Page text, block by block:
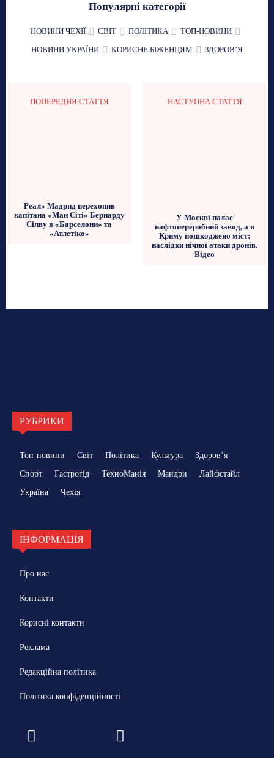
Популярні категорії
НОВИНИ ЧЕХІЇ СВІТ ПОЛІТИКА
ТОП-НОВИНИ
НОВИНИ УКРАЇНИ
КОРИСНЕ БІЖЕНЦЯМ ЗДОРОВʼЯ
ПОПЕРЕДНЯ СТАТТЯ
Реал» Мадрид перехопив
капітана «Ман Сіті» Бернарду
Сілву в «Барселони» та
«Атлетіко»
НАСТУПНА СТАТТЯ
У Москві палає
нафтопереробний завод, а в
Криму пошкоджено міст:
наслідки нічної атаки дронів.
Відео
РУБРИКИ
Топ-новини Світ Політика Культура
Здоровʼя
Спорт
Гастрогід ТехноМанія Мандри
Лайфстайл
Україна
Чехія
ІНФОРМАЦІЯ
Про нас
Контакти
Корисні контакти
Реклама
Редакційна політика
Політика конфіденційності